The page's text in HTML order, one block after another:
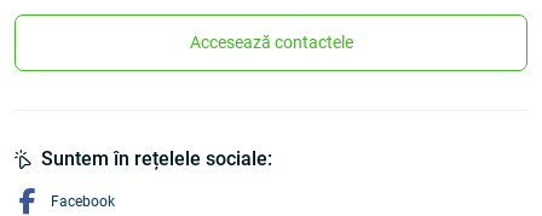
Accesează contactele
Suntem în rețelele sociale:
Facebook